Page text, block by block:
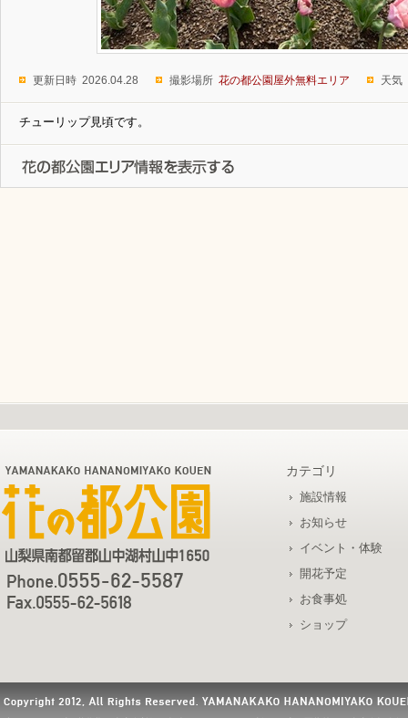
更新日時 2026.04.28 撮影場所 花の都公園屋外無料エリア 天気
チューリップ見頃です。
カテゴリ
施設情報
お知らせ
イベント・体験
開花予定
お食事処
ショップ